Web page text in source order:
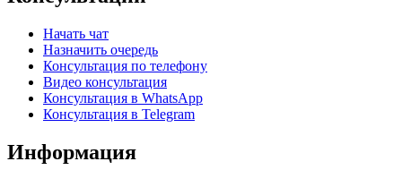
Начать чат
Назначить очередь
Консультация по телефону
Видео консультация
Консультация в WhatsApp
Консультация в Telegram
Информация